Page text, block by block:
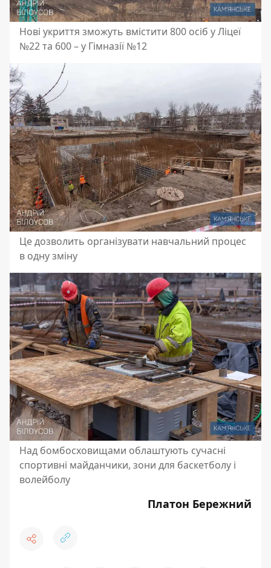
Нові укриття зможуть вмістити 800 осіб у Ліцеї
№22 та 600 – у Гімназії №12
Це дозволить організувати навчальний процес
в одну зміну
Над бомбосховищами облаштують сучасні
спортивні майданчики, зони для баскетболу і
волейболу
Платон Бережний